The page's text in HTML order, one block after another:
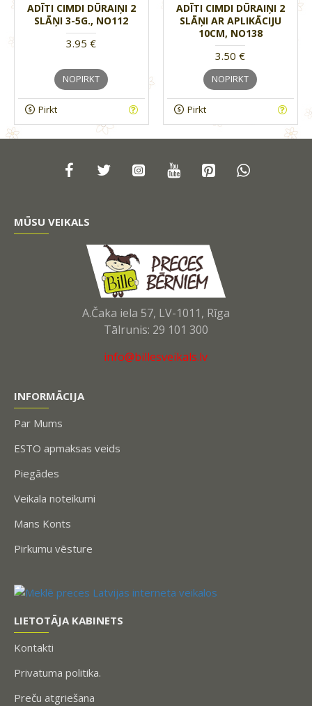
ADĪTI CIMDI DŪRAIŅI 2
SLĀŅI 3-5G., NO112
3.95 €
NOPIRKT
Pirkt
ADĪTI CIMDI DŪRAIŅI 2
SLĀŅI AR APLIKĀCIJU
10CM, NO138
3.50 €
NOPIRKT
Pirkt
MŪSU VEIKALS
A.Čaka iela 57, LV-1011, Rīga
Tālrunis: 29 101 300
info@billesveikals.lv
INFORMĀCIJA
Par Mums
ESTO apmaksas veids
Piegādes
Veikala noteikumi
Mans Konts
Pirkumu vēsture
LIETOTĀJA KABINETS
Kontakti
Privatuma politika.
Preču atgriešana